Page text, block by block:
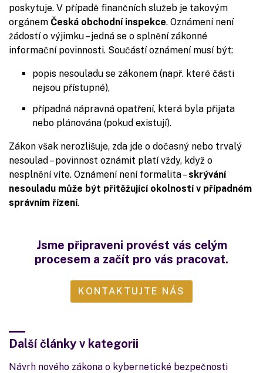
poskytuje. V případě finančních služeb je takovým
orgánem Česká obchodní inspekce. Oznámení není
žádostí o výjimku – jedná se o splnění zákonné
informační povinnosti. Součástí oznámení musí být:
popis nesouladu se zákonem (např. které části
nejsou přístupné),
případná nápravná opatření, která byla přijata
nebo plánována (pokud existují).
Zákon však nerozlišuje, zda jde o dočasný nebo trvalý
nesoulad – povinnost oznámit platí vždy, když o
nesplnění víte. Oznámení není formalita –skrývání
nesouladu může být přitěžující okolností v případném
správním řízení.
Jsme připraveni provést vás celým
procesem a začít pro vás pracovat.
KONTAKTUJTE NÁS
Další články v kategorii
Návrh nového zákona o kybernetické bezpečnosti